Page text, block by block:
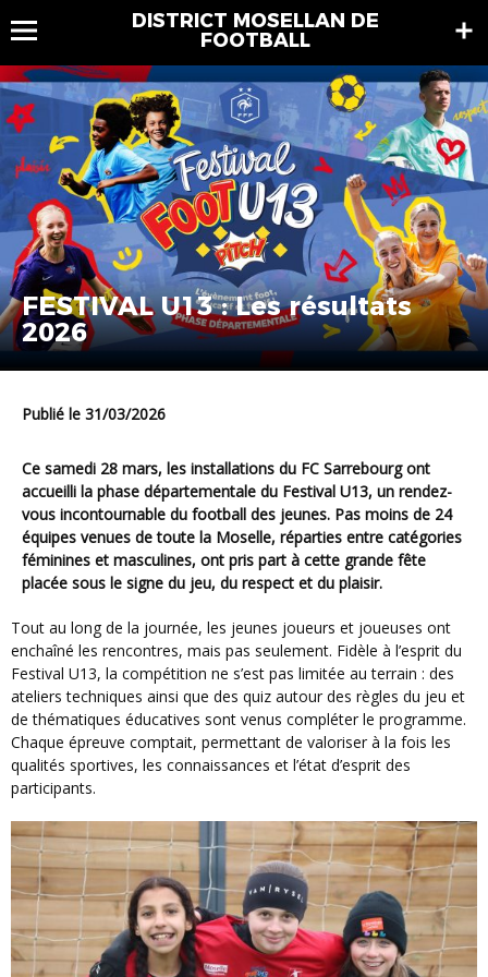
DISTRICT MOSELLAN DE
FOOTBALL
FESTIVAL U13 : Les résultats
2026
Publié le 31/03/2026
Ce samedi 28 mars, les installations du FC Sarrebourg ont
accueilli la phase départementale du Festival U13, un rendez-
vous incontournable du football des jeunes. Pas moins de 24
équipes venues de toute la Moselle, réparties entre catégories
féminines et masculines, ont pris part à cette grande fête
placée sous le signe du jeu, du respect et du plaisir.
Tout au long de la journée, les jeunes joueurs et joueuses ont
enchaîné les rencontres, mais pas seulement. Fidèle à l’esprit du
Festival U13, la compétition ne s’est pas limitée au terrain : des
ateliers techniques ainsi que des quiz autour des règles du jeu et
de thématiques éducatives sont venus compléter le programme.
Chaque épreuve comptait, permettant de valoriser à la fois les
qualités sportives, les connaissances et l’état d’esprit des
participants.